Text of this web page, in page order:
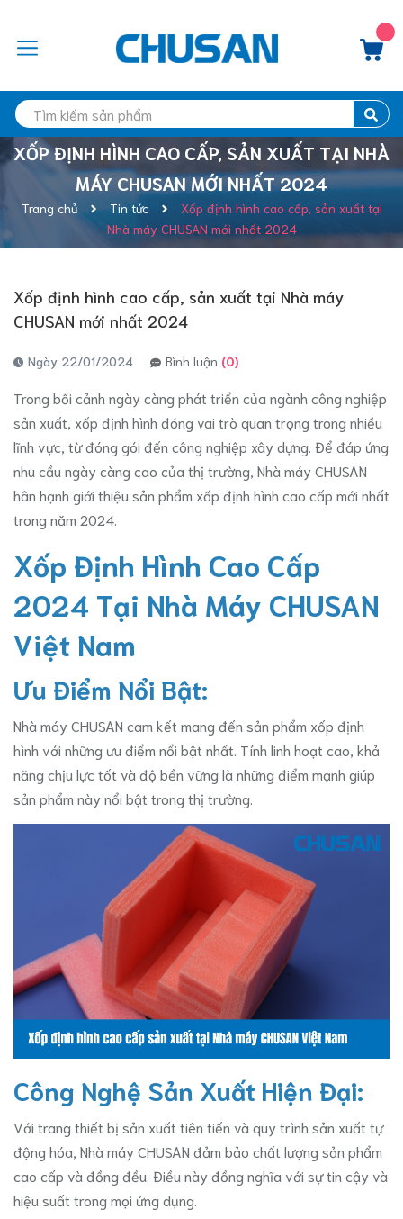
XỐP ĐỊNH HÌNH CAO CẤP, SẢN XUẤT TẠI NHÀ
MÁY CHUSAN MỚI NHẤT 2024
Trang chủ Tin tức
Xốp định hình cao cấp, sản xuất tại
Nhà máy CHUSAN mới nhất 2024
Xốp định hình cao cấp, sản xuất tại Nhà máy
CHUSAN mới nhất 2024
Ngày 22/01/2024 Bình luận (0)
Trong bối cảnh ngày càng phát triển của ngành công nghiệp
sản xuất, xốp định hình đóng vai trò quan trọng trong nhiều
lĩnh vực, từ đóng gói đến công nghiệp xây dựng. Để đáp ứng
nhu cầu ngày càng cao của thị trường, Nhà máy CHUSAN
hân hạnh giới thiệu sản phẩm xốp định hình cao cấp mới nhất
trong năm 2024.
Xốp Định Hình Cao Cấp
2024 Tại Nhà Máy CHUSAN
Việt Nam
Ưu Điểm Nổi Bật:
Nhà máy CHUSAN cam kết mang đến sản phẩm xốp định
hình với những ưu điểm nổi bật nhất. Tính linh hoạt cao, khả
năng chịu lực tốt và độ bền vững là những điểm mạnh giúp
sản phẩm này nổi bật trong thị trường.
Công Nghệ Sản Xuất Hiện Đại:
Với trang thiết bị sản xuất tiên tiến và quy trình sản xuất tự
động hóa, Nhà máy CHUSAN đảm bảo chất lượng sản phẩm
cao cấp và đồng đều. Điều này đồng nghĩa với sự tin cậy và
hiệu suất trong mọi ứng dụng.